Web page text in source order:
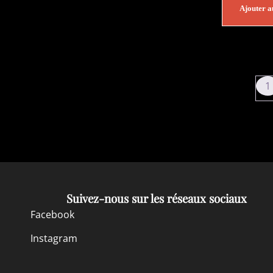
Ajouter
1
Suivez-nous sur les réseaux sociaux
Facebook
Instagram